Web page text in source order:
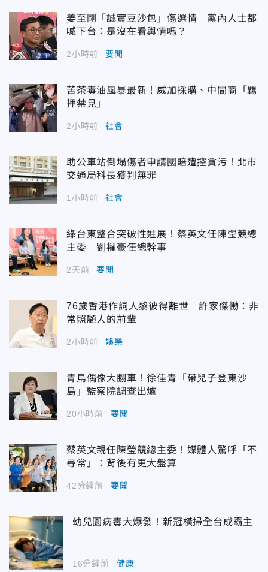
姜至剛「誠實豆沙包」傷選情 黨內人士都
喊下台：是沒在看輿情嗎？
2小時前 要聞
苦茶毒油風暴最新！威加採購、中間商「羈
押禁見」
2小時前 社會
助公車站倒塌傷者申請國賠遭控貪污！北市
交通局科長獲判無罪
1小時前 社會
綠台東整合突破性進展！蔡英文任陳瑩競總
主委 劉櫂豪任總幹事
2天前 要聞
76歲香港作詞人黎彼得離世 許家傑慟：非
常照顧人的前輩
2小時前 娛樂
青鳥偶像大翻車！徐佳青「帶兒子登東沙
島」監察院調查出爐
20小時前 要聞
蔡英文親任陳瑩競總主委！媒體人驚呼「不
尋常」：背後有更大盤算
42分鐘前 要聞
幼兒園病毒大爆發！新冠橫掃全台成霸主
16分鐘前 健康